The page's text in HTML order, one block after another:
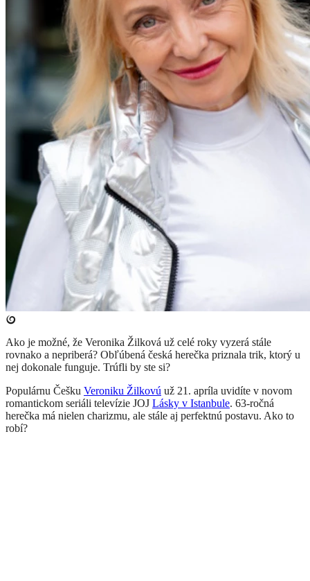
Ako je možné, že Veronika Žilková už celé roky vyzerá stále
rovnako a nepriberá? Obľúbená česká herečka priznala trik, ktorý u
nej dokonale funguje. Trúfli by ste si?
Populárnu Češku Veroniku Žilkovú už 21. apríla uvidíte v novom
romantickom seriáli televízie JOJ Lásky v Istanbule. 63-ročná
herečka má nielen charizmu, ale stále aj perfektnú postavu. Ako to
robí?